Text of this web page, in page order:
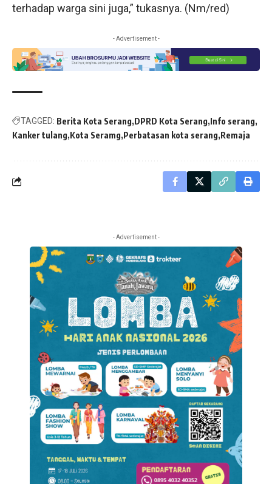
terhadap warga sini juga,” tukasnya. (Nm/red)
- Advertisement -
TAGGED: Berita Kota Serang DPRD Kota Serang Info serang
Kanker tulang Kota Seramg Perbatasan kota serang Remaja
- Advertisement -